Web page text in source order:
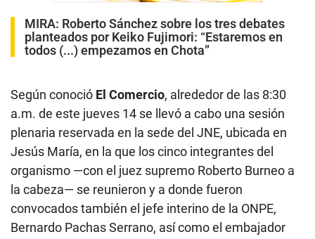
MIRA: Roberto Sánchez sobre los tres debates
planteados por Keiko Fujimori: “Estaremos en
todos (...) empezamos en Chota”
Según conoció El Comercio, alrededor de las 8:30
a.m. de este jueves 14 se llevó a cabo una sesión
plenaria reservada en la sede del JNE, ubicada en
Jesús María, en la que los cinco integrantes del
organismo —con el juez supremo Roberto Burneo a
la cabeza— se reunieron y a donde fueron
convocados también el jefe interino de la ONPE,
Bernardo Pachas Serrano, así como el embajador